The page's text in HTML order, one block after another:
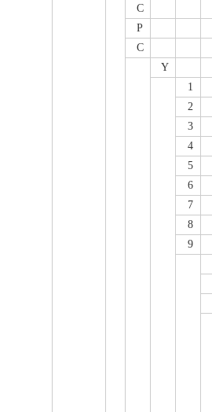
C
P
C
Y
1
2
3
4
5
6
7
8
9